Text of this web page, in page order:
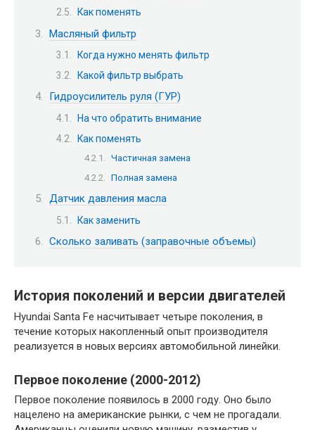
Как поменять
Масляный фильтр
Когда нужно менять фильтр
Какой фильтр выбрать
Гидроусилитель руля (ГУР)
На что обратить внимание
Как поменять
Частичная замена
Полная замена
Датчик давления масла
Как заменить
Сколько заливать (заправочные объемы)
История поколений и версии двигателей
Hyundai Santa Fe насчитывает четыре поколения, в
течение которых накопленный опыт производителя
реализуется в новых версиях автомобильной линейки.
Первое поколение (2000-2012)
Первое поколение появилось в 2000 году. Оно было
нацелено на американские рынки, с чем не прогадали.